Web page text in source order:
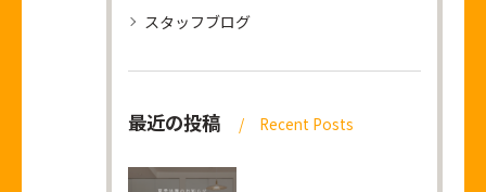
スタッフブログ
最近の投稿 Recent Posts